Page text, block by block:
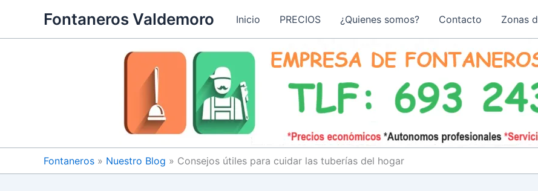
ir
Fontaneros Valdemoro Inicio PRECIOS ¿Quienes somos? Contacto Zonas
Fontaneros » Nuestro Blog » Consejos útiles para cuidar las tuberías del hogar